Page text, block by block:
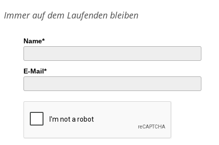
Immer auf dem Laufenden bleiben
Name*
E-Mail*